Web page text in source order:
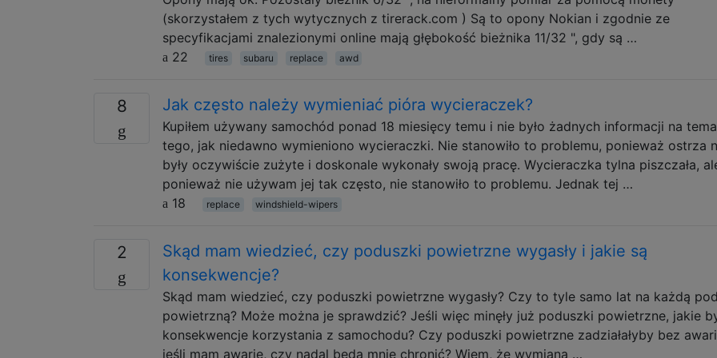
(skorzystałem z tych wytycznych z tirerack.com ) Są to opony Nokian i zgodnie ze
specyfikacjami znalezionymi online mają głębokość bieżnika 11/32 ", gdy są …
22
tires subaru replace awd
8 Jak często należy wymieniać pióra wycieraczek?
Kupiłem używany samochód ponad 18 miesięcy temu i nie było żadnych informacji na
tego, jak niedawno wymieniono wycieraczki. Nie stanowiło to problemu, ponieważ ostrza
były oczywiście zużyte i doskonale wykonały swoją pracę. Wycieraczka tylna piszczała,
ponieważ nie używam jej tak często, nie stanowiło to problemu. Jednak tej …
18
replace windshield-wipers
2
Skąd mam wiedzieć, czy poduszki powietrzne wygasły i jakie są
konsekwencje?
Skąd mam wiedzieć, czy poduszki powietrzne wygasły? Czy to tyle samo lat na każdą
powietrzną? Może można je sprawdzić? Jeśli więc minęły już poduszki powietrzne, jakie
konsekwencje korzystania z samochodu? Czy poduszki powietrzne zadziałałyby bez
jeśli mam awarię, czy nadal będą mnie chronić? Wiem, że wymiana …